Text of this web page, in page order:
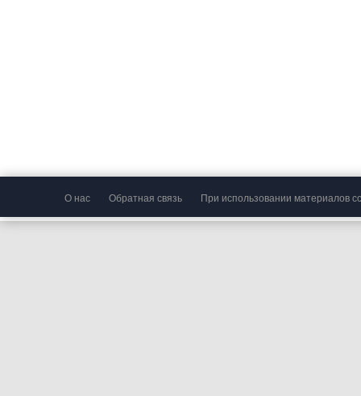
О нас Обратная связь При использовании материалов